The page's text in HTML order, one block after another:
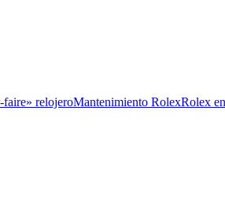
faire» relojeroMantenimiento RolexRolex